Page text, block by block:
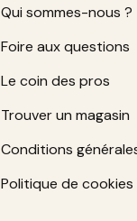
Qui sommes-nous ?
Foire aux questions
Le coin des pros
Trouver un magasin
Conditions
Politique de cookies